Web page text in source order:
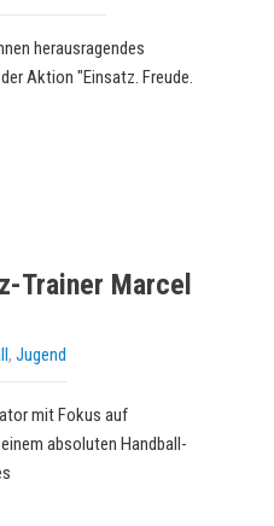
herausragendes
Aktion "Einsatz. Freude.
Trainer Marcel
, Jugend
mit Fokus auf
absoluten Handball-